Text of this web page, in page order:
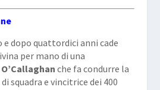
e dopo quattordici anni cade
per mano di una
O’Callaghan che fa condurre la
squadra e vincitrice dei 400